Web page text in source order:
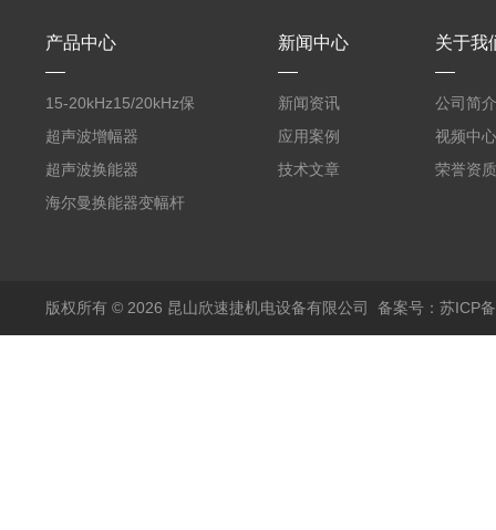
产品中心
15-20kHz15/20kHz保
护膜自动卷膜机 气动款
超声波增幅器
超声波换能器
海尔曼换能器变幅杆
新闻中心
新闻资讯
应用案例
技术文章
关于我
公司简介
视频中心
荣誉资质
版权所有 © 2026 昆山欣速捷机电设备有限公司 备案号：苏ICP